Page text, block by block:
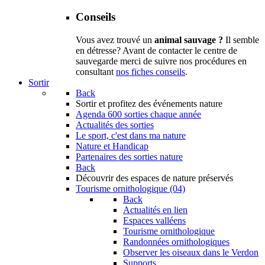
Conseils
Vous avez trouvé un animal sauvage ? Il semble
en détresse? Avant de contacter le centre de
sauvegarde merci de suivre nos procédures en
consultant nos fiches conseils.
Sortir
Back
Sortir et profitez des événements nature
Agenda 600 sorties chaque année
Actualités des sorties
Le sport, c'est dans ma nature
Nature et Handicap
Partenaires des sorties nature
Back
Découvrir des espaces de nature préservés
Tourisme ornithologique (04)
Back
Actualités en lien
Espaces valléens
Tourisme ornithologique
Randonnées ornithologiques
Observer les oiseaux dans le Verdon
Supports